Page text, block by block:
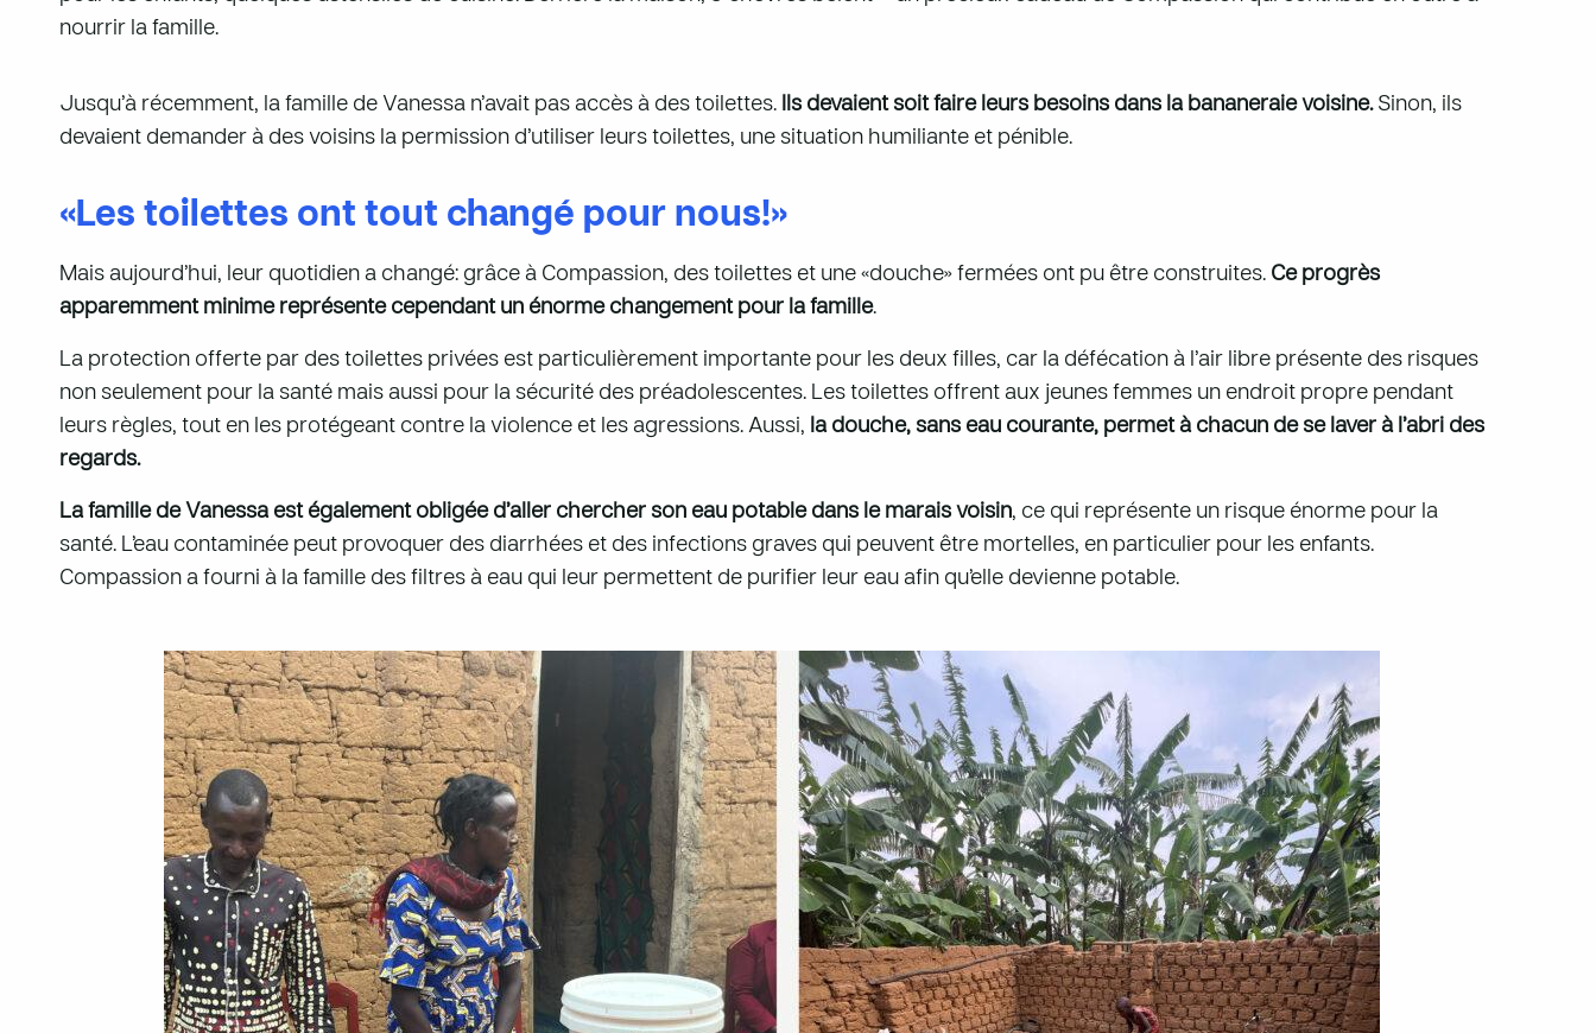
nourrir la famille.
Jusqu’à récemment, la famille de Vanessa n’avait pas accès à des toilettes. Ils devaient soit faire leurs besoins dans la bananeraie voisine.Sinon, ils
devaient demander à des voisins la permission d’utiliser leurs toilettes, une situation humiliante et pénible.
«Les toilettes ont tout changé pour nous!»
Mais aujourd’hui, leur quotidien a changé: grâce à Compassion, des toilettes et une «douche» fermées ont pu être construites. Ce progrès
apparemment minime représente cependant un énorme changement pour la famille.
La protection offerte par des toilettes privées est particulièrement importante pour les deux filles, car la défécation à l’air libre présente des risques
non seulement pour la santé mais aussi pour la sécurité des préadolescentes. Les toilettes offrent aux jeunes femmes un endroit propre pendant
leurs règles, tout en les protégeant contre la violence et les agressions. Aussi, la douche, sans eau courante, permet à chacun de se laver à l’abri des
regards.
La famille de Vanessa est également obligée d’aller chercher son eau potable dans le marais voisin, ce qui représente un risque énorme pour la
santé. L’eau contaminée peut provoquer des diarrhées et des infections graves qui peuvent être mortelles, en particulier pour les enfants.
Compassion a fourni à la famille des filtres à eau qui leur permettent de purifier leur eau afin qu’elle devienne potable.